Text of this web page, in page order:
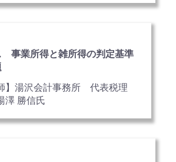
事業所得と雑所得の判定基準
】湯沢会計事務所 代表税理
勝信氏